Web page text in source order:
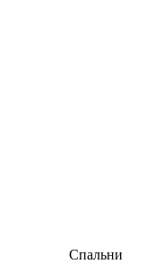
Спальни